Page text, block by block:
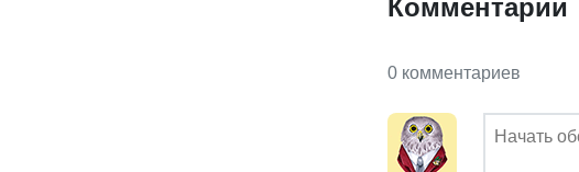
Комментарии
0 комментариев